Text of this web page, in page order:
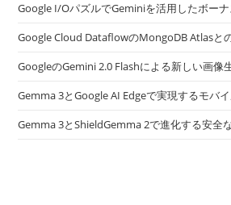
Google I/OパズルでGeminiを活用したボー
Google Cloud DataflowのMongoDB Atlasと
GoogleのGemini 2.0 Flashによる新しい画像
Gemma 3とGoogle AI Edgeで実現するモバ
Gemma 3とShieldGemma 2で進化する安全